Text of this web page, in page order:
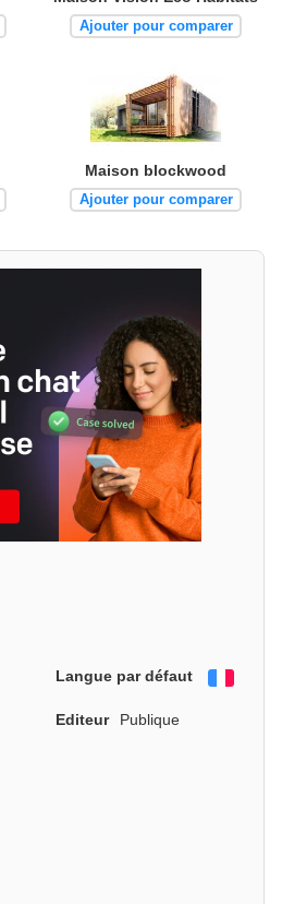
Ajouter pour comparer
Maison blockwood
Ajouter pour comparer
Langue par défaut
Editeur
Publique